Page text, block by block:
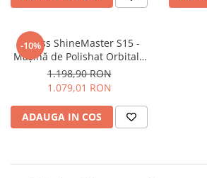
Oferte Speciale
Distinct Lifestyle
Acreditări & Training
-10%
Krauss ShineMaster S15 -
Mașină de Polishat Orbitală
(15mm)
1.198,90 RON
1.079,01 RON
ADAUGA IN COS